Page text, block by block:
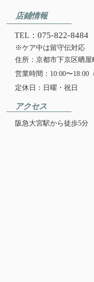
店鋪情報
TEL： 075-822-8484
※ケア中は留守伝対応
住所：京都市下京区晒屋
営業時間：10:00〜18:00
定休日：日曜・祝日
アクセス
​阪急大宮駅から徒歩5分